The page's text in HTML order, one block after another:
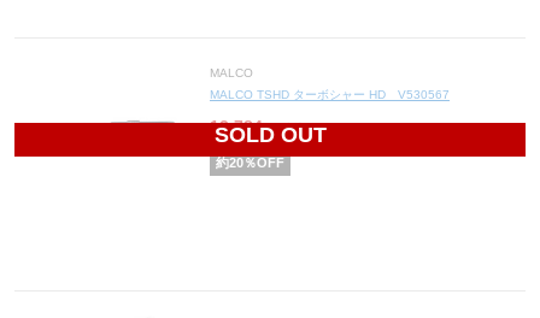
SOLD OUT
MALCO
MALCO TSHD ターボシャー HD V530567
12,784円(税込14,062円)
約20％OFF